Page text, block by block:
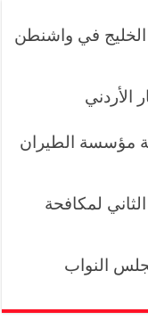
في واشنطن
الأردني
مؤسسة الطيران
لمكافحة
النواب